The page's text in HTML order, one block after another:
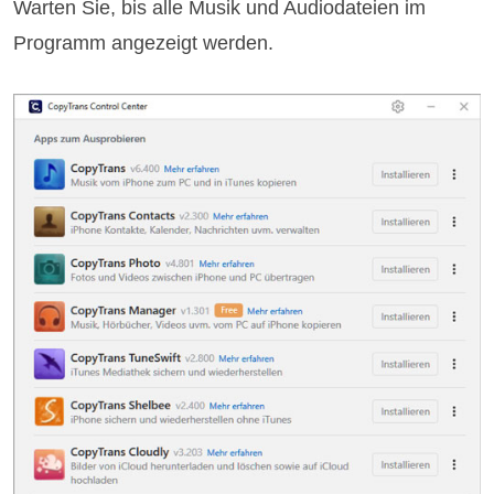
Warten Sie, bis alle Musik und Audiodateien im
Programm angezeigt werden.